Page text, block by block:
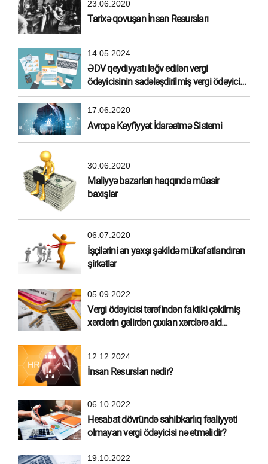
23.06.2020
Tarixə qovuşan İnsan Resursları
14.05.2024
ƏDV qeydiyyatı ləğv edilən vergi
ödəyicisinin sadələşdirilmiş vergi ödəyicisi
olma hüququ
17.06.2020
Avropa Keyfiyyət İdarəetmə Sistemi
30.06.2020
Maliyyə bazarları haqqında müasir
baxışlar
06.07.2020
İşçilərini ən yaxşı şəkildə mükafatlandıran
şirkətlər
05.09.2022
Vergi ödəyicisi tərəfindən faktiki çəkilmiş
xərclərin gəlirdən çıxılan xərclərə aid
edilməsi
12.12.2024
İnsan Resursları nədir?
06.10.2022
Hesabat dövründə sahibkarlıq fəaliyyəti
olmayan vergi ödəyicisi nə etməlidir?
19.10.2022